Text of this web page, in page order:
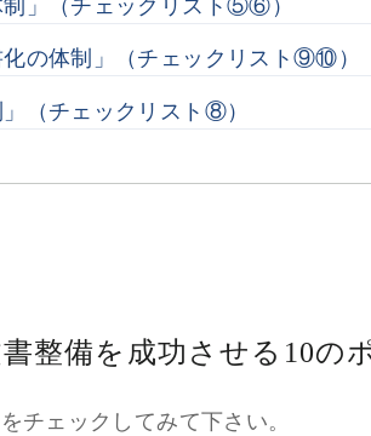
」（チェックリスト⑤⑥）
の体制」（チェックリスト⑨⑩）
（チェックリスト⑧）
整備を成功させる10の
チェックしてみて下さい。